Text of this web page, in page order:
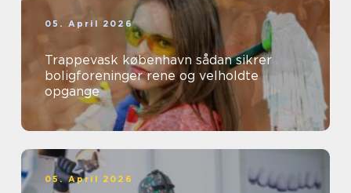
05. April 2026
Trappevask københavn sådan sikrer
boligforeninger rene og velholdte
opgange
05. April 2026